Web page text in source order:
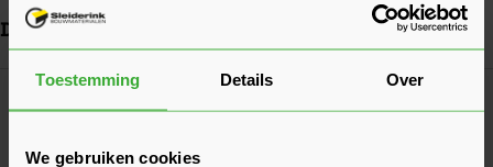
Toestemming Details Over
We gebruiken cookies
Dit vind je misschien ook handig
Navigeren door de elementen van de carrousel is mogelijk met
Druk om carrousel over te slaan
Druk op om naar carrouselnavigatie te gaan